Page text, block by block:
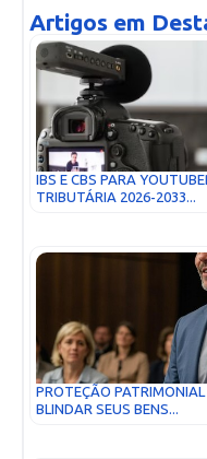
Artigos em
IBS E CBS PARA
TRIBUTÁRIA 2026-2033...
PROTEÇÃO
BLINDAR SEUS BENS...